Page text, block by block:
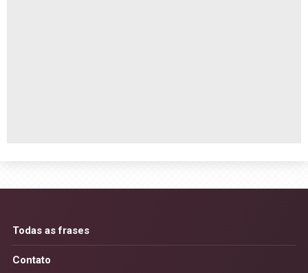
Todas as frases
Contato